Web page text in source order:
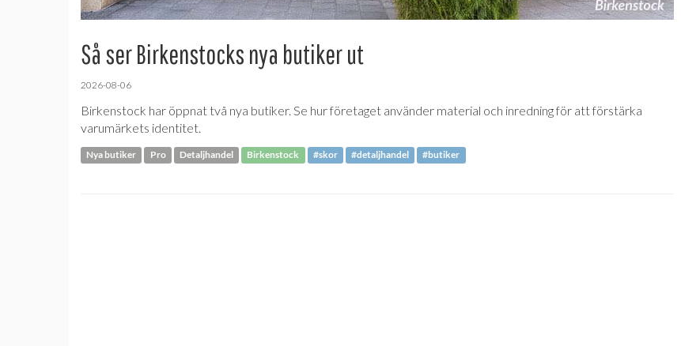
Så ser Birkenstocks nya butiker ut
2026-08-06
Birkenstock har öppnat två nya butiker. Se hur företaget använder material och inredning för att förstärka
varumärkets identitet.
Nya butiker Pro Detaljhandel Birkenstock #skor #detaljhandel #butiker